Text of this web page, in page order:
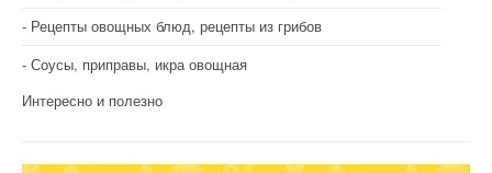
Рецепты овощных блюд, рецепты из грибов
Соусы, приправы, икра овощная
Интересно и полезно